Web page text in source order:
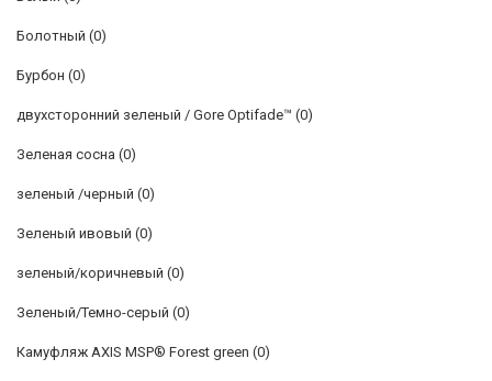
Болотный (0)
Бурбон (0)
двухсторонний зеленый / Gore Optifade™ (0)
Зеленая сосна (0)
зеленый /черный (0)
Зеленый ивовый (0)
зеленый/коричневый (0)
Зеленый/Темно-серый (0)
Камуфляж AXIS MSP® Forest green (0)